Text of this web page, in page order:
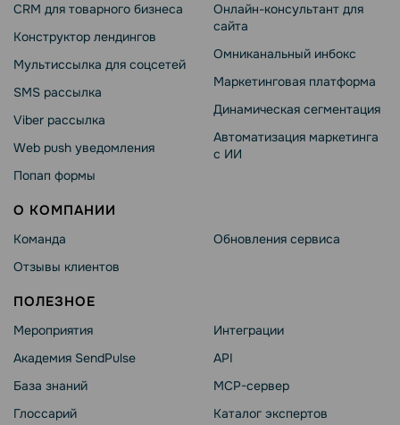
CRM для товарного бизнеса
Конструктор лендингов
Мультиссылка для соцсетей
SMS рассылка
Viber рассылка
Web push уведомления
Попап формы
Онлайн-консультант для
сайта
Омниканальный инбокс
Маркетинговая платформа
Динамическая сегментация
Автоматизация маркетинга
с ИИ
О КОМПАНИИ
Команда
Отзывы клиентов
Обновления сервиса
ПОЛЕЗНОЕ
Мероприятия
Академия SendPulse
База знаний
Глоссарий
Интеграции
API
MCP-сервер
Каталог экспертов